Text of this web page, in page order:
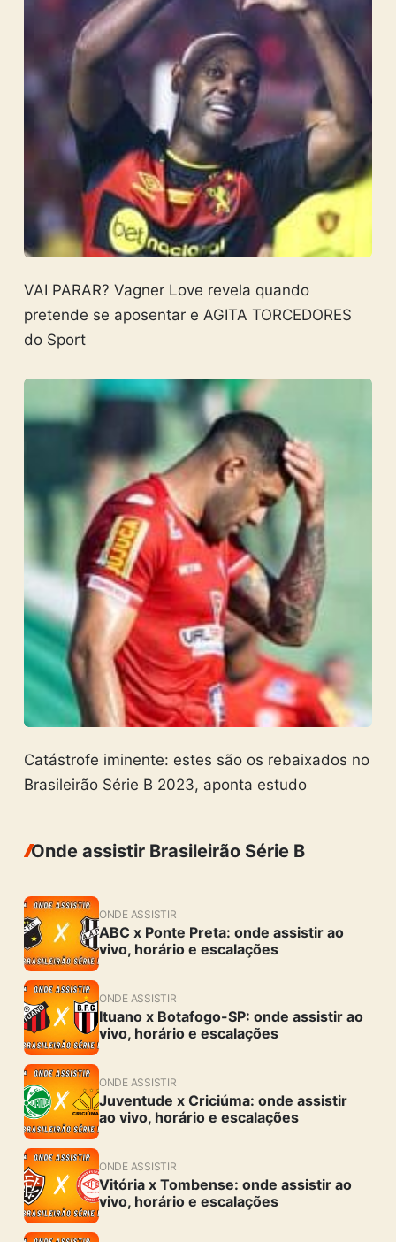
VAI PARAR? Vagner Love revela quando
pretende se aposentar e AGITA TORCEDORES
do Sport
Catástrofe iminente: estes são os rebaixados no
Brasileirão Série B 2023, aponta estudo
Onde assistir Brasileirão Série B
ONDE ASSISTIR
ABC x Ponte Preta: onde assistir ao
vivo, horário e escalações
ONDE ASSISTIR
Ituano x Botafogo-SP: onde assistir ao
vivo, horário e escalações
ONDE ASSISTIR
Juventude x Criciúma: onde assistir
ao vivo, horário e escalações
ONDE ASSISTIR
Vitória x Tombense: onde assistir ao
vivo, horário e escalações